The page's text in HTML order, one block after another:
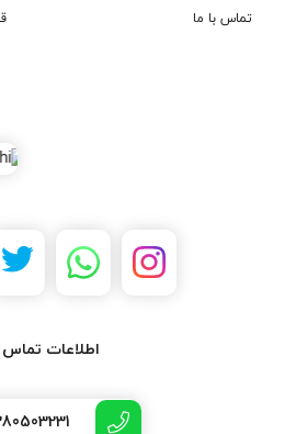
تماس با ما
اطلاعات تماس